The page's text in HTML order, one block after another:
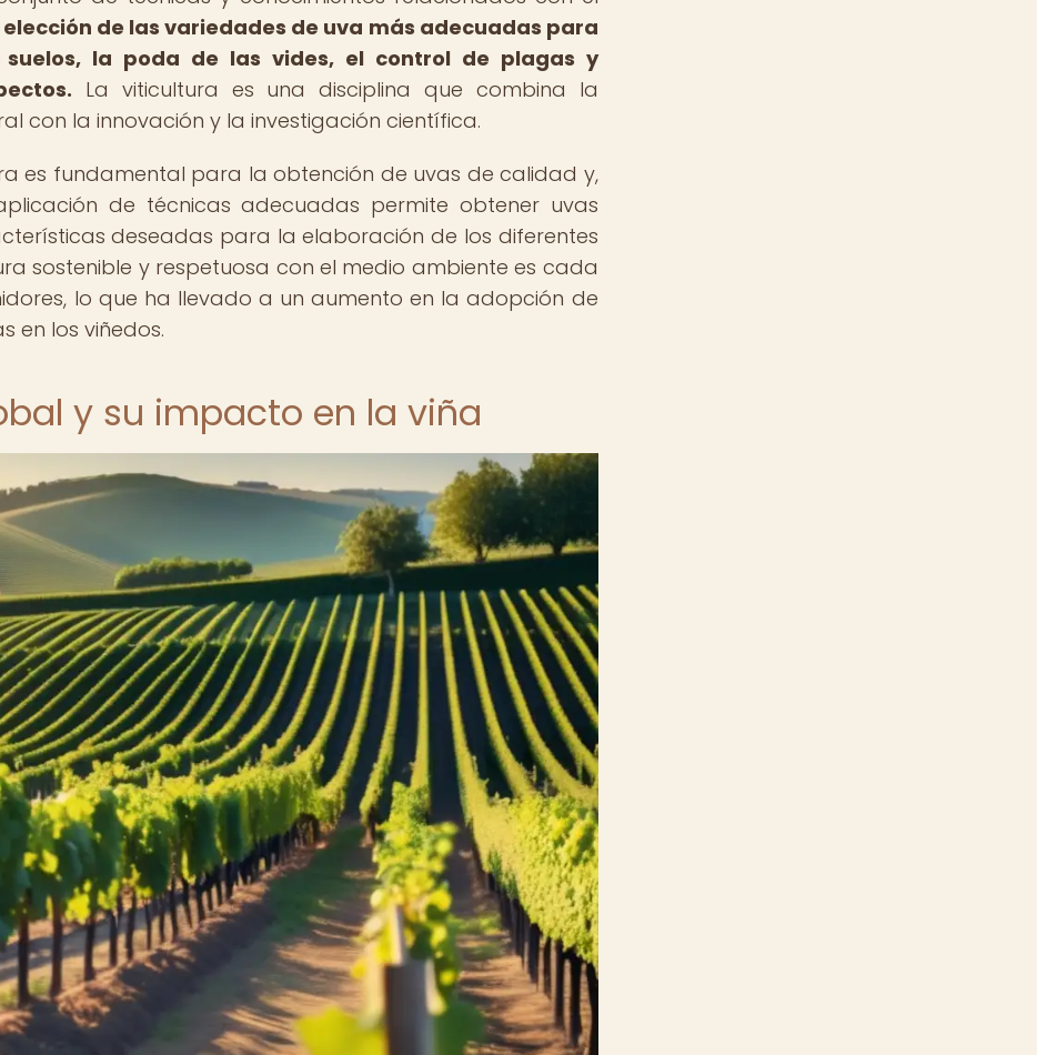
elección de las variedades de uva más adecuadas para
la poda de las vides, el control de plagas y
La viticultura es una disciplina que combina la
con la innovación y la investigación científica.
es fundamental para la obtención de uvas de calidad y,
de técnicas adecuadas permite obtener uvas
deseadas para la elaboración de los diferentes
sostenible y respetuosa con el medio ambiente es cada
lo que ha llevado a un aumento en la adopción de
en los viñedos.
y su impacto en la viña